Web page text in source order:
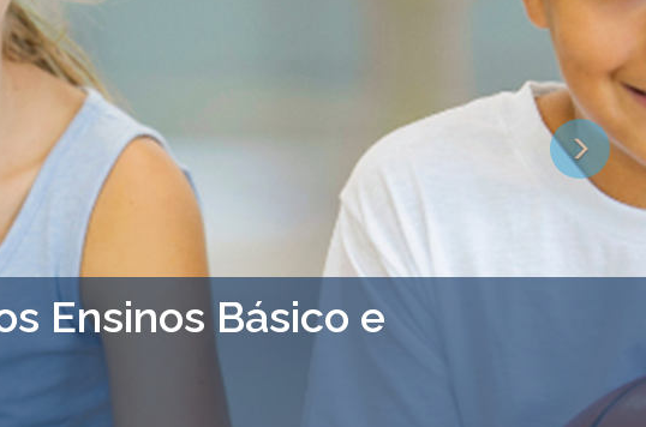
Ensinos Básico e
Next